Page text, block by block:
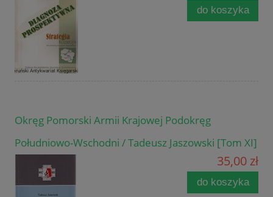
do koszyka
Okręg Pomorski Armii Krajowej Podokręg
Południowo-Wschodni / Tadeusz Jaszowski [Tom XI]
35,00 zł
do koszyka